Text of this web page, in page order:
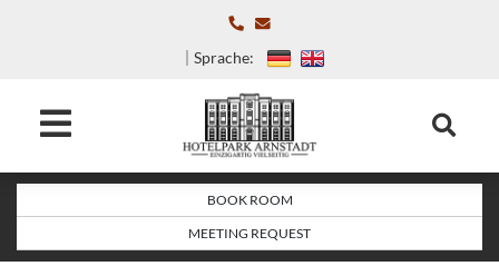
Sprache:
BOOK ROOM
MEETING REQUEST